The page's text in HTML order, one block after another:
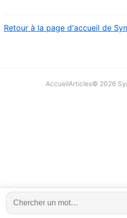
Retour à la page d'accueil de
AccueilArticles© 2026